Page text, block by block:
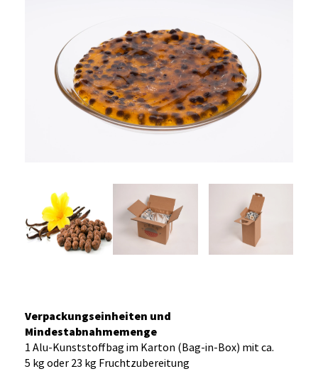
Verpackungseinheiten und
Mindestabnahmemenge
1 Alu-Kunststoffbag im Karton (Bag-in-Box) mit ca.
5 kg oder 23 kg Fruchtzubereitung